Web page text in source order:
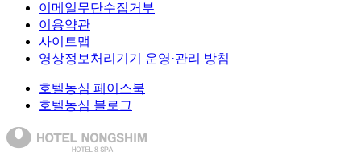
이메일무단수집거부
이용약관
사이트맵
영상정보처리기기 운영·관리 방침
호텔농심 페이스북
호텔농심 블로그